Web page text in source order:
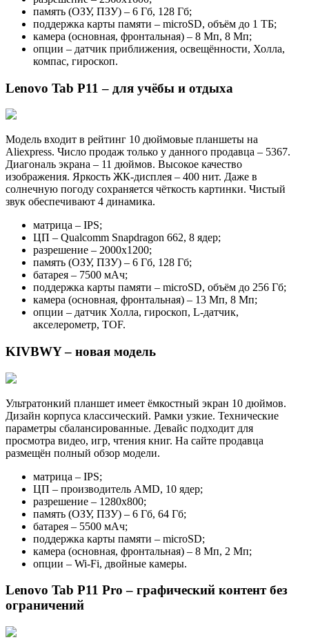
память (ОЗУ, ПЗУ) – 6 Гб, 128 Гб;
поддержка карты памяти – microSD, объём до 1 ТБ;
камера (основная, фронтальная) – 8 Мп, 8 Мп;
опции – датчик приближения, освещённости, Холла,
компас, гироскоп.
Lenovo Tab P11 – для учёбы и отдыха
Модель входит в рейтинг 10 дюймовые планшеты на
Aliexpress. Число продаж только у данного продавца – 5367.
Диагональ экрана – 11 дюймов. Высокое качество
изображения. Яркость ЖК-дисплея – 400 нит. Даже в
солнечную погоду сохраняется чёткость картинки. Чистый
звук обеспечивают 4 динамика.
матрица – IPS;
ЦП – Qualcomm Snapdragon 662, 8 ядер;
разрешение – 2000х1200;
память (ОЗУ, ПЗУ) – 6 Гб, 128 Гб;
батарея – 7500 мАч;
поддержка карты памяти – microSD, объём до 256 Гб;
камера (основная, фронтальная) – 13 Мп, 8 Мп;
опции – датчик Холла, гироскоп, L-датчик,
акселерометр, TOF.
KIVBWY – новая модель
Ультратонкий планшет имеет ёмкостный экран 10 дюймов.
Дизайн корпуса классический. Рамки узкие. Технические
параметры сбалансированные. Девайс подходит для
просмотра видео, игр, чтения книг. На сайте продавца
размещён полный обзор модели.
матрица – IPS;
ЦП – производитель AMD, 10 ядер;
разрешение – 1280х800;
память (ОЗУ, ПЗУ) – 6 Гб, 64 Гб;
батарея – 5500 мАч;
поддержка карты памяти – microSD;
камера (основная, фронтальная) – 8 Мп, 2 Мп;
опции – Wi-Fi, двойные камеры.
Lenovo Tab P11 Pro – графический контент без
ограничений